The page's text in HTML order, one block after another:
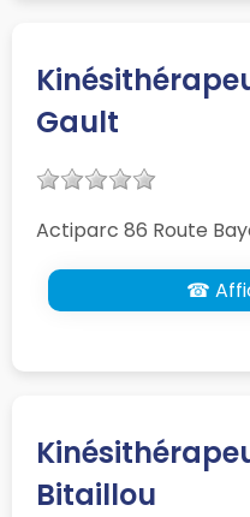
Gault
Actiparc 86 Route
☎
Bitaillou